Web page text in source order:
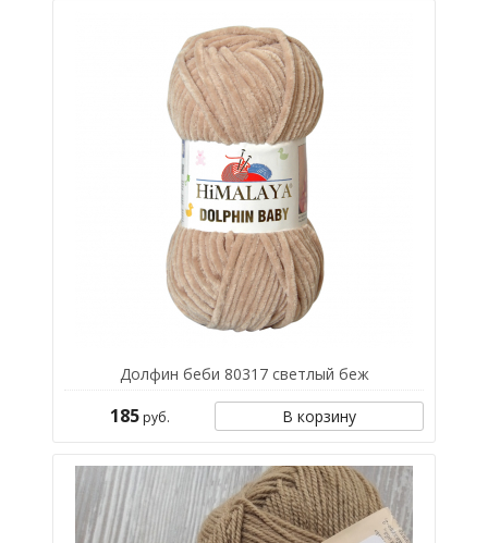
Долфин беби 80317 светлый беж
185руб. В корзину